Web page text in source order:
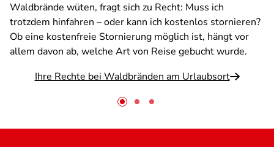
Waldbrände wüten, fragt sich zu Recht: Muss ich
trotzdem hinfahren – oder kann ich kostenlos stornieren?
Ob eine kostenfreie Stornierung möglich ist, hängt vor
allem davon ab, welche Art von Reise gebucht wurde.
Ihre Rechte bei Waldbränden am Urlaubsort